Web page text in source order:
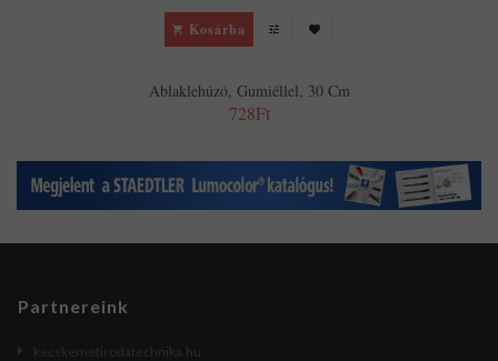
Kosárba
Ablaklehúzó, Gumiéllel, 30 Cm
728Ft
Partnereink
kecskemetirodatechnika.hu